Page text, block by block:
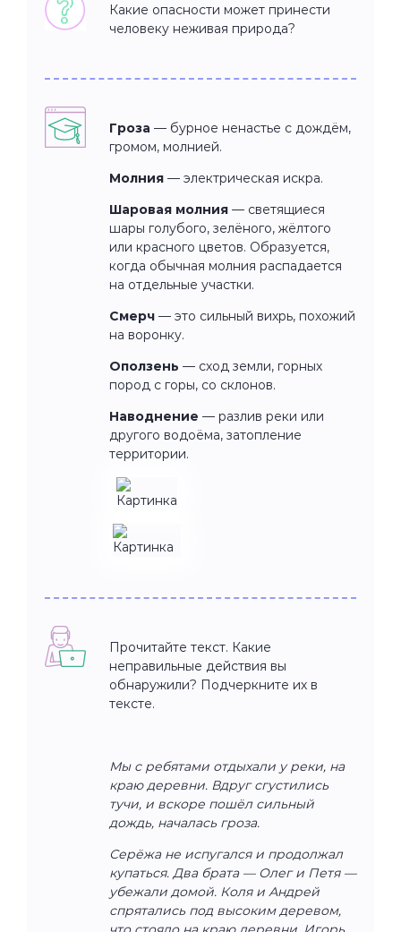
Какие опасности может принести
человеку неживая природа?
Гроза — бурное ненастье с дождём,
громом, молнией.
Молния — электрическая искра.
Шаровая молния — светящиеся
шары голубого, зелёного, жёлтого
или красного цветов. Образуется,
когда обычная молния распадается
на отдельные участки.
Смерч — это сильный вихрь, похожий
на воронку.
Оползень — сход земли, горных
пород с горы, со склонов.
Наводнение — разлив реки или
другого водоёма, затопление
территории.
Прочитайте текст. Какие
неправильные действия вы
обнаружили? Подчеркните их в
тексте.
Мы с ребятами отдыхали у реки, на
краю деревни. Вдруг сгустились
тучи, и вскоре пошёл сильный
дождь, началась гроза.
Серёжа не испугался и продолжал
купаться. Два брата — Олег и Петя —
убежали домой. Коля и Андрей
спрятались под высоким деревом,